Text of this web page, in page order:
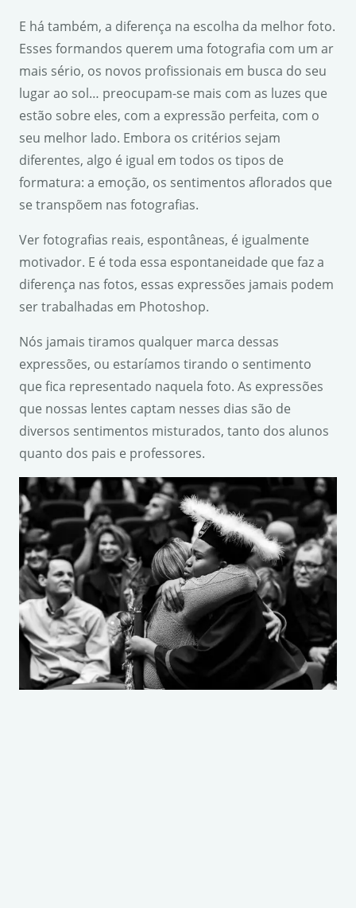
E há também, a diferença na escolha da melhor foto.
Esses formandos querem uma fotografia com um ar
mais sério, os novos profissionais em busca do seu
lugar ao sol… preocupam-se mais com as luzes que
estão sobre eles, com a expressão perfeita, com o
seu melhor lado. Embora os critérios sejam
diferentes, algo é igual em todos os tipos de
formatura: a emoção, os sentimentos aflorados que
se transpõem nas fotografias.
Ver fotografias reais, espontâneas, é igualmente
motivador. E é toda essa espontaneidade que faz a
diferença nas fotos, essas expressões jamais podem
ser trabalhadas em Photoshop.
Nós jamais tiramos qualquer marca dessas
expressões, ou estaríamos tirando o sentimento
que fica representado naquela foto. As expressões
que nossas lentes captam nesses dias são de
diversos sentimentos misturados, tanto dos alunos
quanto dos pais e professores.